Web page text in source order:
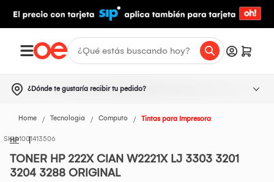
¿Dónde te gustaría recibir tu pedido?
Home Tecnologia Computo Tintas para Impresora
HP1001413506
TONER HP 222X CIAN W2221X LJ 3303 3201
3204 3288 ORIGINAL